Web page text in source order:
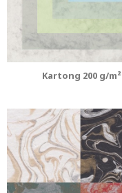
Kartong 200 g/m²